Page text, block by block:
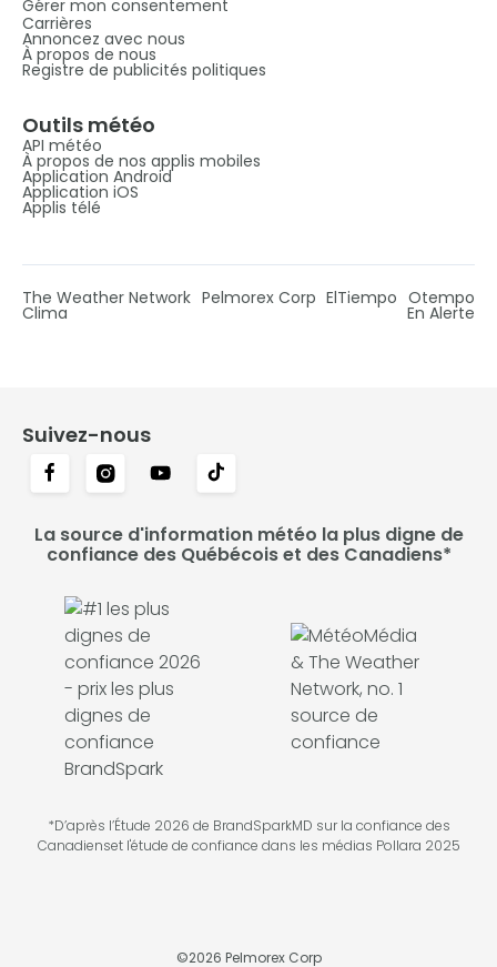
Gérer mon consentement
Carrières
Annoncez avec nous
À propos de nous
Registre de publicités politiques
Outils météo
API météo
À propos de nos applis mobiles
Application Android
Application iOS
Applis télé
The Weather Network Pelmorex Corp ElTiempo Otempo
Clima En Alerte
Suivez-nous
La source d'information météo la plus digne de
confiance des Québécois et des Canadiens*
*D’après l’Étude 2026 de BrandSparkMD sur la confiance des
Canadienset l'étude de confiance dans les médias Pollara 2025
©2026 Pelmorex Corp